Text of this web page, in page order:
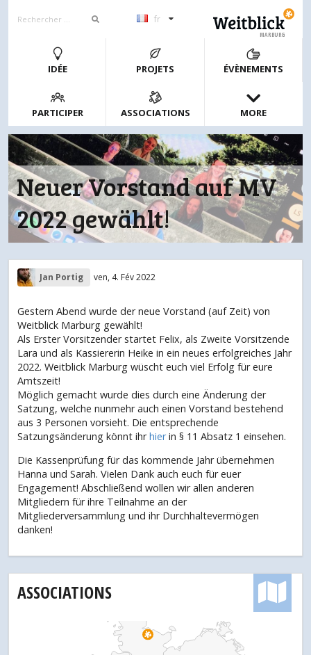
fr
MARBURG
IDÉE PROJETS ÉVÈNEMENTS
PARTICIPER ASSOCIATIONS MORE
Neuer Vorstand auf MV
2022 gewählt!
Jan Portig ven, 4. Fév 2022
Gestern Abend wurde der neue Vorstand (auf Zeit) von
Weitblick Marburg gewählt!
Als Erster Vorsitzender startet Felix, als Zweite Vorsitzende
Lara und als Kassiererin Heike in ein neues erfolgreiches Jahr
2022. Weitblick Marburg wüscht euch viel Erfolg für eure
Amtszeit!
Möglich gemacht wurde dies durch eine Änderung der
Satzung, welche nunmehr auch einen Vorstand bestehend
aus 3 Personen vorsieht. Die entsprechende
Satzungsänderung könnt ihrhierin § 11 Absatz 1 einsehen.
Die Kassenprüfung für das kommende Jahr übernehmen
Hanna und Sarah. Vielen Dank auch euch für euer
Engagement! Abschließend wollen wir allen anderen
Mitgliedern für ihre Teilnahme an der
Mitgliederversammlung und ihr Durchhaltevermögen
danken!
ASSOCIATIONS